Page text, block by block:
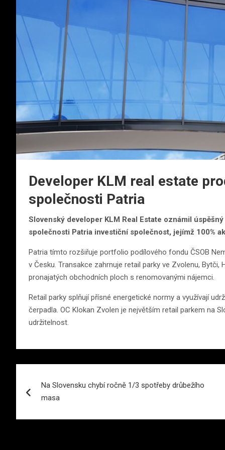
Developer KLM real estate
společnosti Patria
Slovenský developer KLM Real Estate oznámil
společnosti Patria investiční společnost, jejímž 100%
Patria tímto rozšiřuje portfolio podílového fondu ČSOB
v Česku. Transakce zahrnuje retail parky ve Zvolenu,
pronajatých obchodních ploch s renomovanými nájemci.
Retail parky splňují přísné energetické normy a využívají
čerpadla. OC Klokan Zvolen je největším retail parkem na
udržitelnost.
pro
příspěvek
Na Slovensku chybí ročně 1/3 spotřeby drůbežího
masa